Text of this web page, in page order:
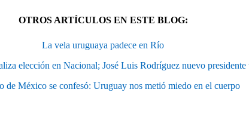
OTROS ARTÍCULOS EN ESTE BLOG:
La vela uruguaya padece en Río
elección en Nacional; José Luis Rodríguez nuevo
de México se confesó: Uruguay nos metió miedo en el cuerpo